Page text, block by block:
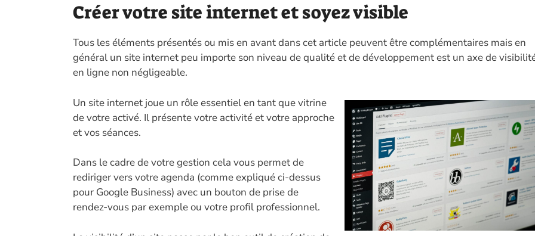
Créer votre site internet et soyez visible
Tous les éléments présentés ou mis en avant dans cet article peuvent être complémentaires mais en
général un site internet peu importe son niveau de qualité et de développement est un axe de
en ligne non négligeable.
Un site internet joue un rôle essentiel en tant que vitrine
de votre activé. Il présente votre activité et votre approche
et vos séances.
Dans le cadre de votre gestion cela vous permet de
rediriger vers votre agenda (comme expliqué ci-dessus
pour Google Business) avec un bouton de prise de
rendez-vous par exemple ou votre profil professionnel.